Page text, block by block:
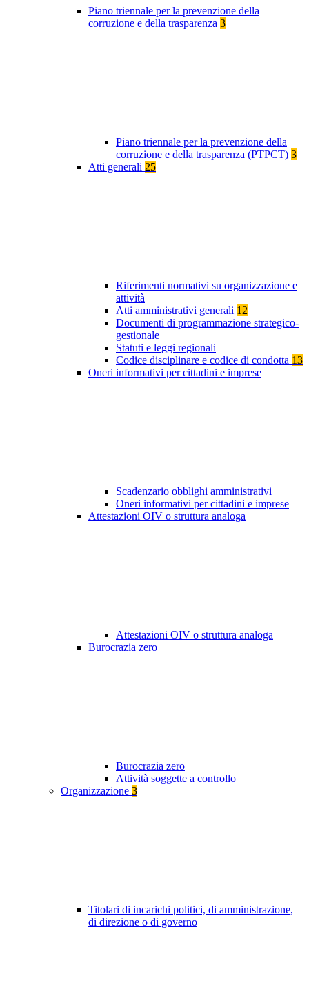
Piano triennale per la prevenzione della
corruzione e della trasparenza 3
Piano triennale per la prevenzione della
corruzione e della trasparenza (PTPCT) 3
Atti generali 25
Riferimenti normativi su organizzazione e
attività
Atti amministrativi generali 12
Documenti di programmazione strategico-
gestionale
Statuti e leggi regionali
Codice disciplinare e codice di condotta 13
Oneri informativi per cittadini e imprese
Scadenzario obblighi amministrativi
Oneri informativi per cittadini e imprese
Attestazioni OIV o struttura analoga
Attestazioni OIV o struttura analoga
Burocrazia zero
Burocrazia zero
Attività soggette a controllo
Organizzazione 3
Titolari di incarichi politici, di amministrazione,
di direzione o di governo